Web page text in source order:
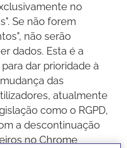
no
Se não forem
não serão
dados. Esta é a
dar prioridade à
das
atualmente
como o RGPD,
a descontinuação
no Chrome